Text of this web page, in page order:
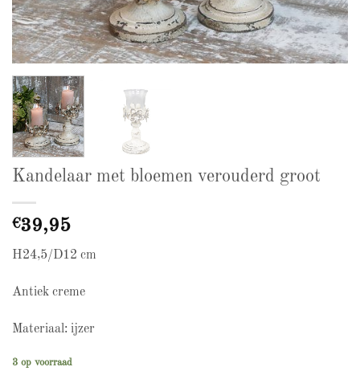
Kandelaar met bloemen verouderd groot
€39,95
H24,5/D12 cm
Antiek creme
Materiaal: ijzer
3 op voorraad